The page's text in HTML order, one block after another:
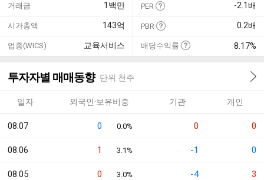
거래금 1 백만 PER -2.1배
시가총액 143억 PBR 0.2배
업종(WICS) 교육서비스 배당수익률 8.17%
투자자별 매매동향 단위:천주
일자 외국인·보유비중 기관 개인
08.07 0 0.0% 0 0
08.06 1 3.1% -1 0
08.05 0 3.0% -4 3